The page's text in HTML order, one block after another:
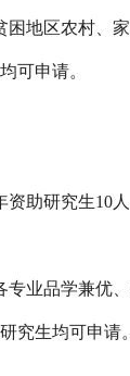
困地区农村、
可申请。
资助研究生10
专业品学兼优
究生均可申请。